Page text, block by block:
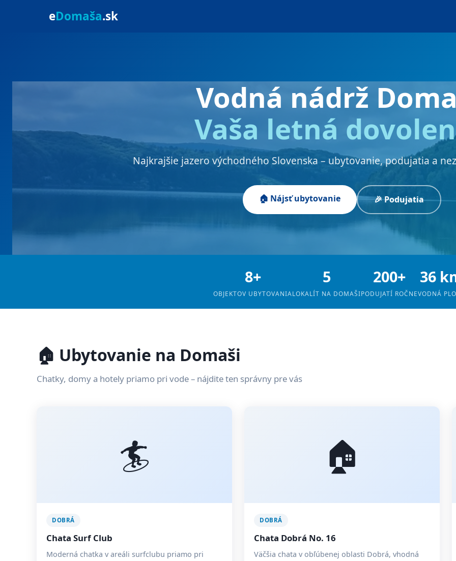
eDomaša.sk
Vodná nádrž
Vaša letná
Najkrajšie jazero východného Slovenska – ubytovanie, podujatia a
🏠 Nájsť ubytovanie 🎉 Podujatia
8+
OBJEKTOV UBYTOVANIA
5
LOKALÍT NA DOMAŠI
200+
PODUJATÍ ROČNE
36
VODNÁ
🏠 Ubytovanie na Domaši
Chatky, domy a hotely priamo pri vode – nájdite ten správny pre vás
🏄
DOBRÁ
Chata Surf Club
Moderná chatka v areáli surfclubu priamo pri
🏠
DOBRÁ
Chata Dobrá No. 16
Väčšia chata v obľúbenej oblasti Dobrá, vhodná